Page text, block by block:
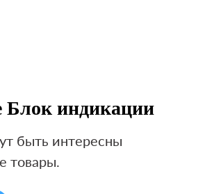
Блок индикации
быть интересны
товары.